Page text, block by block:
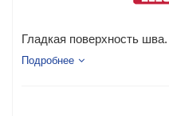
Гладкая поверхность
Подробнее